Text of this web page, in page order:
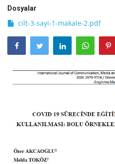
Indeksler
Yazım Kuralları
Dergi Arşivi
Dosyalar
cilt-3-sayi-1-makale-2.pdf